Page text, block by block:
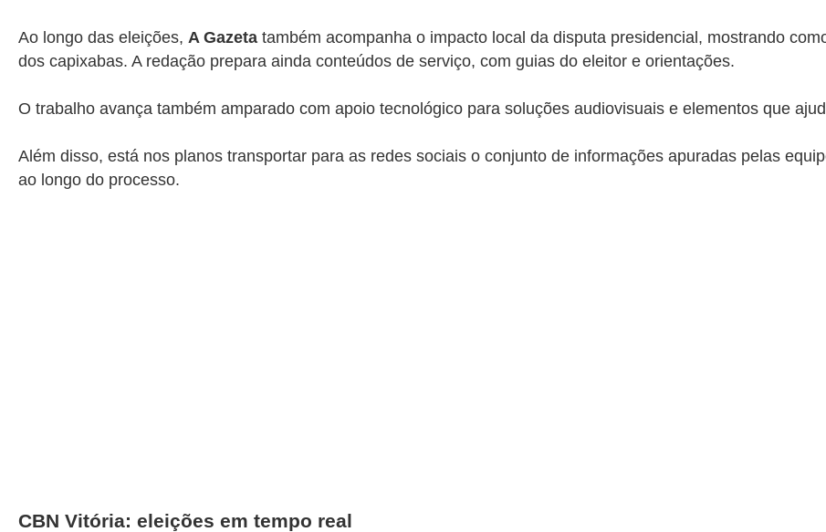
Ao longo das eleições, A Gazeta também acompanha o impacto local da disputa presidencial, mostrando
dos capixabas. A redação prepara ainda conteúdos de serviço, com guias do eleitor e orientações.
O trabalho avança também amparado com apoio tecnológico para soluções audiovisuais e elementos que
Além disso, está nos planos transportar para as redes sociais o conjunto de informações apuradas pelas
ao longo do processo.
CBN Vitória: eleições em tempo real